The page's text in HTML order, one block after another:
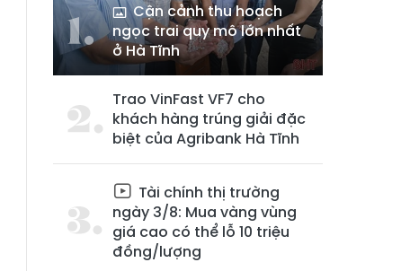
Cận cảnh thu hoạch
ngọc trai quy mô lớn nhất
ở Hà Tĩnh
Trao VinFast VF7 cho
khách hàng trúng giải đặc
biệt của Agribank Hà Tĩnh
Tài chính thị trường
ngày 3/8: Mua vàng vùng
giá cao có thể lỗ 10 triệu
đồng/lượng